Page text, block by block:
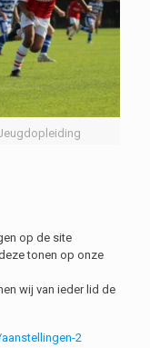
op de site
tonen op onze
wij van ieder lid de
2